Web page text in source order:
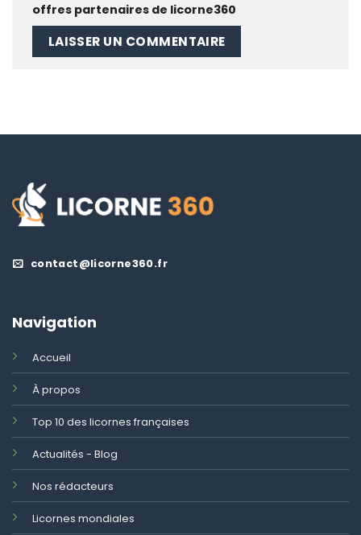
offres partenaires de licorne360
contact@licorne360.fr
Navigation
Accueil
À propos
Top 10 des licornes françaises
Actualités - Blog
Nos rédacteurs
Licornes mondiales